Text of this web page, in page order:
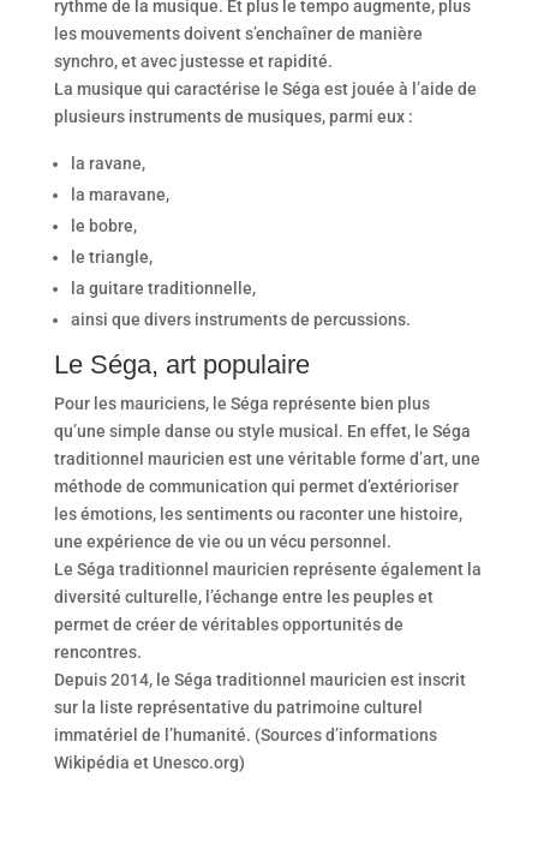
rythme de la musique. Et plus le tempo augmente, plus
les mouvements doivent s’enchaîner de manière
synchro, et avec justesse et rapidité.
La musique qui caractérise le Séga est jouée à l’aide de
plusieurs instruments de musiques, parmi eux :
la ravane,
la maravane,
le bobre,
le triangle,
la guitare traditionnelle,
ainsi que divers instruments de percussions.
Le Séga, art populaire
Pour les mauriciens, le Séga représente bien plus
qu’une simple danse ou style musical. En effet, le Séga
traditionnel mauricien est une véritable forme d’art, une
méthode de communication qui permet d’extérioriser
les émotions, les sentiments ou raconter une histoire,
une expérience de vie ou un vécu personnel.
Le Séga traditionnel mauricien représente également la
diversité culturelle, l’échange entre les peuples et
permet de créer de véritables opportunités de
rencontres.
Depuis 2014, le Séga traditionnel mauricien est inscrit
sur la liste représentative du patrimoine culturel
immatériel de l’humanité. (Sources d’informations
Wikipédia et Unesco.org)